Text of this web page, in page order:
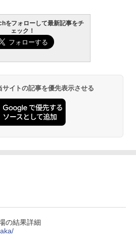
をフォローして最新記事をチ
ェック！
イトの記事を優先表示させる
の結果詳細